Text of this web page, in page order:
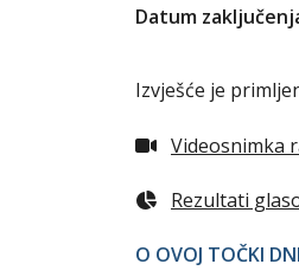
Datum
Izvješće je
Videosnimka
Rezultati
O OVOJ TOČKI